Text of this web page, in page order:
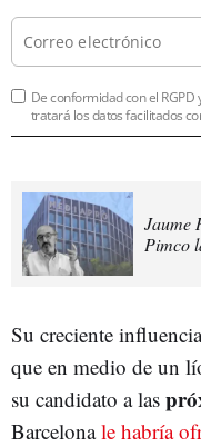
De conformidad con el RGPD
tratará los datos facilitados
Jaume
Pimco
Su creciente
que en medio de un
su candidato a las
Barcelonale habría